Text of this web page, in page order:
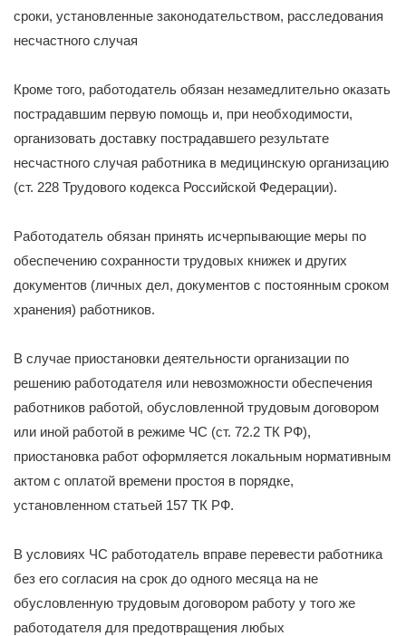
сроки, установленные законодательством, расследования
несчастного случая
Кроме того, работодатель обязан незамедлительно оказать
пострадавшим первую помощь и, при необходимости,
организовать доставку пострадавшего результате
несчастного случая работника в медицинскую организацию
(ст. 228 Трудового кодекса Российской Федерации).
Работодатель обязан принять исчерпывающие меры по
обеспечению сохранности трудовых книжек и других
документов (личных дел, документов с постоянным сроком
хранения) работников.
В случае приостановки деятельности организации по
решению работодателя или невозможности обеспечения
работников работой, обусловленной трудовым договором
или иной работой в режиме ЧС (ст. 72.2 ТК РФ),
приостановка работ оформляется локальным нормативным
актом с оплатой времени простоя в порядке,
установленном статьей 157 ТК РФ.
В условиях ЧС работодатель вправе перевести работника
без его согласия на срок до одного месяца на не
обусловленную трудовым договором работу у того же
работодателя для предотвращения любых